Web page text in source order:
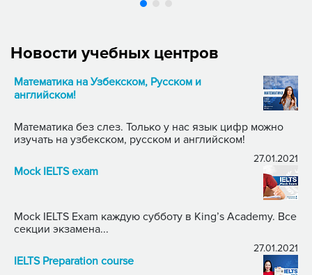
Новости учебных центров
Математика на Узбекском, Русском и
английском!
Математика без слез. Только у нас язык цифр можно
изучать на узбекском, русском и английском!
27.01.2021
Mock IELTS exam
Mock IELTS Exam каждую субботу в King’s Academy. Все
секции экзамена...
27.01.2021
IELTS Preparation course